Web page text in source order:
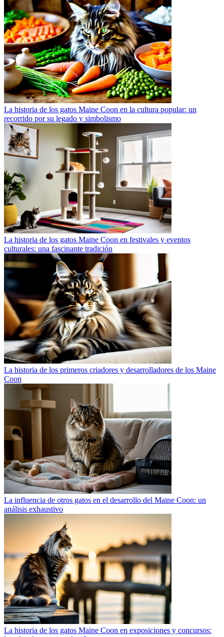
La historia de los gatos Maine Coon en la cultura popular: un
recorrido por su legado y simbolismo
La historia de los gatos Maine Coon en festivales y eventos
culturales: una fascinante tradición
La historia de los primeros criadores y desarrolladores de los Maine
Coon
La influencia de otros gatos en el desarrollo del Maine Coon: un
análisis exhaustivo
La historia de los gatos Maine Coon en exposiciones y concursos: